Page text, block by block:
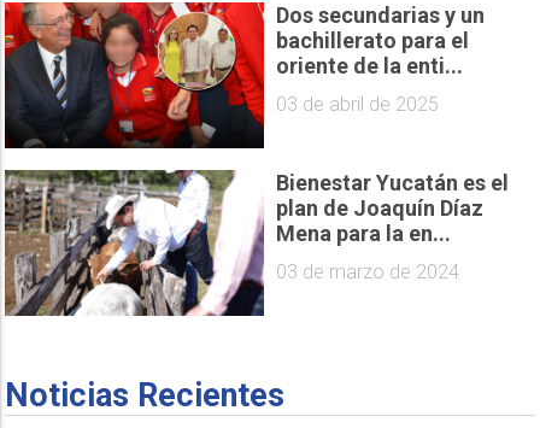
Dos secundarias y un
bachillerato para el
oriente de la enti...
03 de abril de 2025
Bienestar Yucatán es el
plan de Joaquín Díaz
Mena para la en...
03 de marzo de 2024
Noticias Recientes